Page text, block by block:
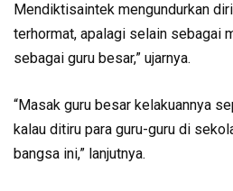
Mendiktisaintek mengundurkan
terhormat, apalagi selain sebagai
sebagai guru besar,” ujarnya.
“Masak guru besar kelakuannya
kalau ditiru para guru-guru di
bangsa ini,” lanjutnya.